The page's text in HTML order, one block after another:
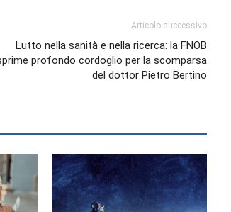
Articolo successivo
Lutto nella sanità e nella ricerca: la FNOB
profondo cordoglio per la scomparsa
del dottor Pietro Bertino